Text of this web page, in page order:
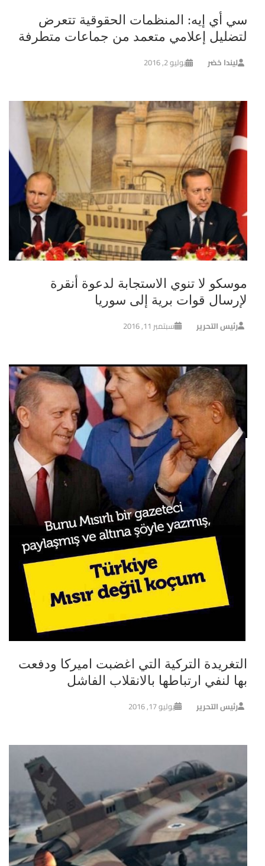
سي أي إيه: المنظمات الحقوقية تتعرض
لتضليل إعلامي متعمد من جماعات متطرفة
ليندا خضر يوليو 2, 2016
موسكو لا تنوي الاستجابة لدعوة أنقرة
لإرسال قوات برية إلى سوريا
رئيس التحرير سبتمبر 11, 2016
التغريدة التركية التي اغضبت اميركا ودفعت
بها لنفي ارتباطها بالانقلاب الفاشل
رئيس التحرير يوليو 17, 2016